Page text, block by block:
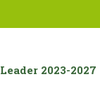
Leader 2023-2027